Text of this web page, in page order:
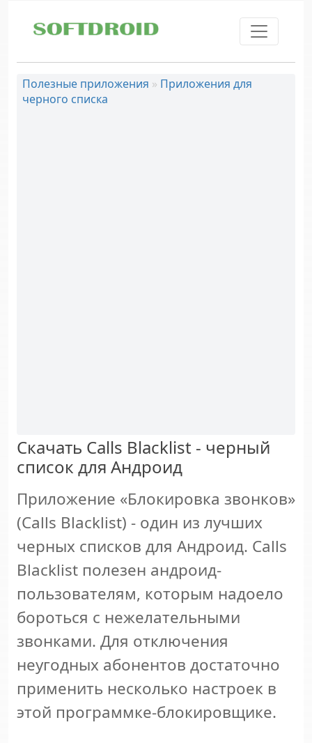
Полезные приложения » Приложения для
черного списка
Скачать Calls Blacklist - черный
список для Андроид
Приложение «Блокировка звонков»
(Calls Blacklist) - один из лучших
черных списков для Андроид. Calls
Blacklist полезен андроид-
пользователям, которым надоело
бороться с нежелательными
звонками. Для отключения
неугодных абонентов достаточно
применить несколько настроек в
этой программке-блокировщике.